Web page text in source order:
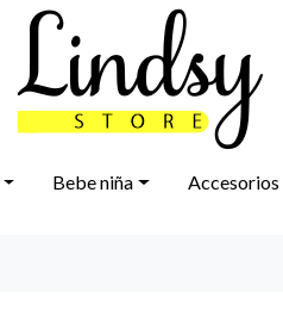
Bebe niña Accesorios